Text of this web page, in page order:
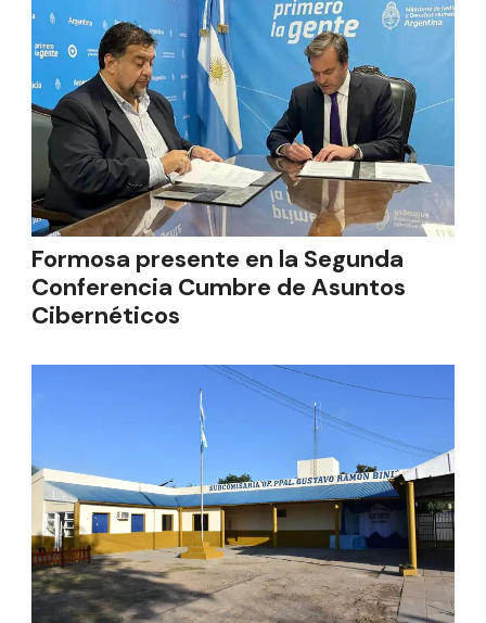
Formosa presente en la Segunda
Conferencia Cumbre de Asuntos
Cibernéticos